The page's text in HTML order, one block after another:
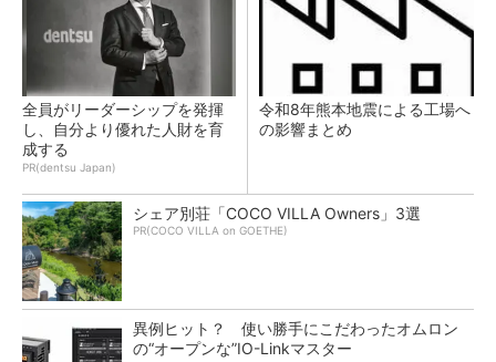
全員がリーダーシップを発揮
し、自分より優れた人財を育
成する
PR(dentsu Japan)
令和8年熊本地震による工場へ
の影響まとめ
シェア別荘「COCO VILLA Owners」3選
PR(COCO VILLA on GOETHE)
異例ヒット？ 使い勝手にこだわったオムロン
の“オープンな”IO-Linkマスター